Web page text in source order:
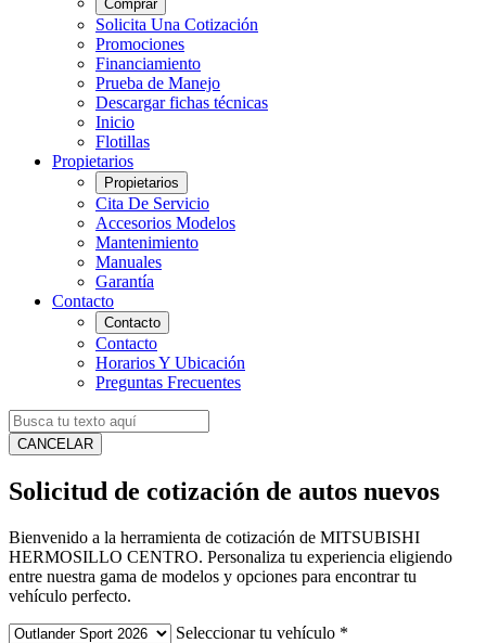
Comprar
Solicita Una Cotización
Promociones
Financiamiento
Prueba de Manejo
Descargar fichas técnicas
Inicio
Flotillas
Propietarios
Propietarios
Cita De Servicio
Accesorios Modelos
Mantenimiento
Manuales
Garantía
Contacto
Contacto
Contacto
Horarios Y Ubicación
Preguntas Frecuentes
CANCELAR
Solicitud de cotización de autos nuevos
Bienvenido a la herramienta de cotización de MITSUBISHI
HERMOSILLO CENTRO. Personaliza tu experiencia eligiendo
entre nuestra gama de modelos y opciones para encontrar tu
vehículo perfecto.
Seleccionar tu vehículo *